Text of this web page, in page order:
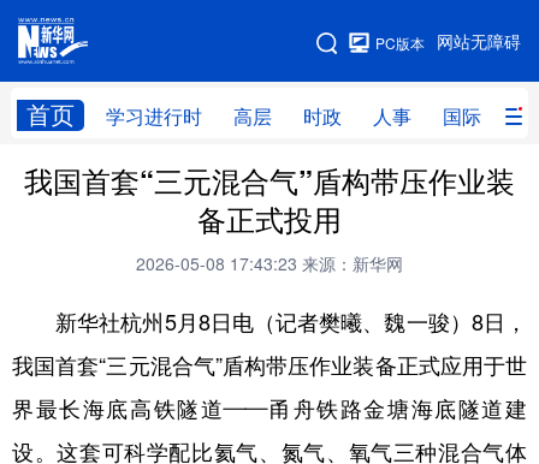
网站无障碍
PC版本
首页 学习进行时 高层 时政 人事 国际 财
网站地图
学习进行时 高层 时政 人事
财经 网评
科技 科创 量子 体育
文化 书画 健康 军事
我国首套“三元混合气”盾构带压作业装
备正式投用
2026-05-08 17:43:23 来源：新华网
新华社杭州5月8日电（记者樊曦、魏一骏）8日，
我国首套“三元混合气”盾构带压作业装备正式应用于世
界最长海底高铁隧道——甬舟铁路金塘海底隧道建
设。这套可科学配比氦气、氮气、氧气三种混合气体